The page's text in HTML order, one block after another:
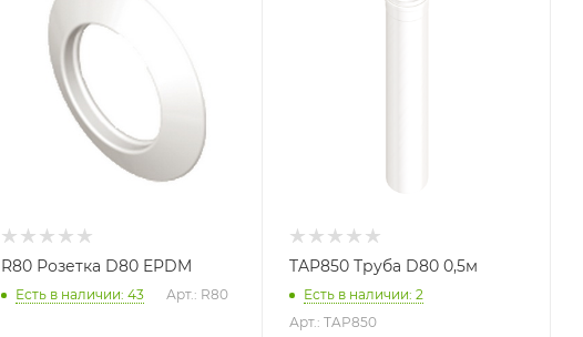
R80 Розетка D80 EPDM
Есть в наличии: 43 Арт.: R80
TAP850 Труба D80 0,5м
Есть в наличии: 2
Арт.: TAP850